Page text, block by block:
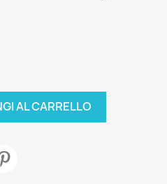
AL CARRELLO